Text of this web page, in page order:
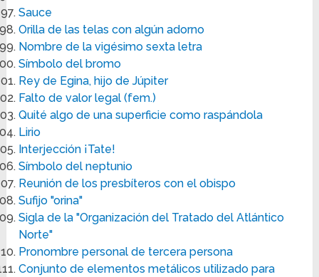
Sauce
Orilla de las telas con algún adorno
Nombre de la vigésimo sexta letra
Símbolo del bromo
Rey de Egina, hijo de Júpiter
Falto de valor legal (fem.)
Quité algo de una superficie como raspándola
Lirio
Interjección ¡Tate!
Símbolo del neptunio
Reunión de los presbíteros con el obispo
Sufijo "orina"
Sigla de la "Organización del Tratado del Atlántico
Norte"
Pronombre personal de tercera persona
Conjunto de elementos metálicos utilizado para